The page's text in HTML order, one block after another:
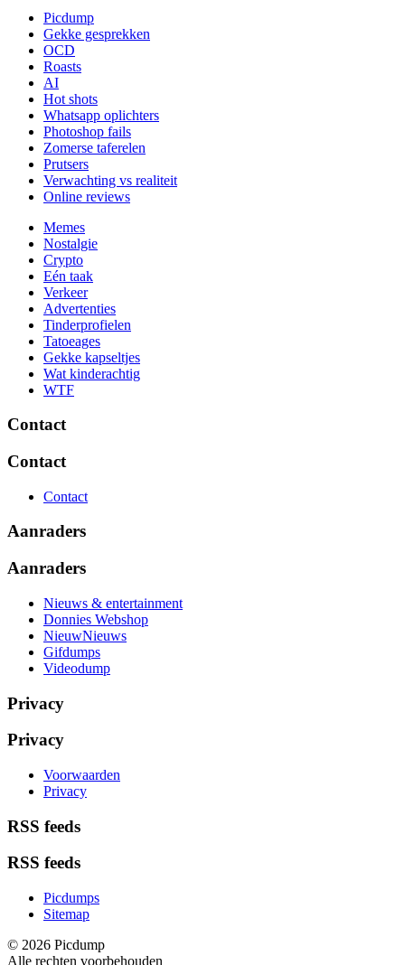
Picdump
Gekke gesprekken
OCD
Roasts
AI
Hot shots
Whatsapp oplichters
Photoshop fails
Zomerse taferelen
Prutsers
Verwachting vs realiteit
Online reviews
Memes
Nostalgie
Crypto
Eén taak
Verkeer
Advertenties
Tinderprofielen
Tatoeages
Gekke kapseltjes
Wat kinderachtig
WTF
Contact
Contact
Contact
Aanraders
Aanraders
Nieuws & entertainment
Donnies Webshop
NieuwNieuws
Gifdumps
Videodump
Privacy
Privacy
Voorwaarden
Privacy
RSS feeds
RSS feeds
Picdumps
Sitemap
© 2026 Picdump
Alle rechten voorbehouden